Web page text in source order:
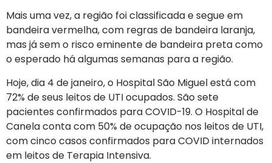
Mais uma vez, a região foi classificada e segue em
bandeira vermelha, com regras de bandeira laranja,
mas já sem o risco eminente de bandeira preta como
o esperado há algumas semanas para a região.
Hoje, dia 4 de janeiro, o Hospital São Miguel está com
72% de seus leitos de UTI ocupados. São sete
pacientes confirmados para COVID-19. O Hospital de
Canela conta com 50% de ocupação nos leitos de UTI,
com cinco casos confirmados para COVID internados
em leitos de Terapia Intensiva.